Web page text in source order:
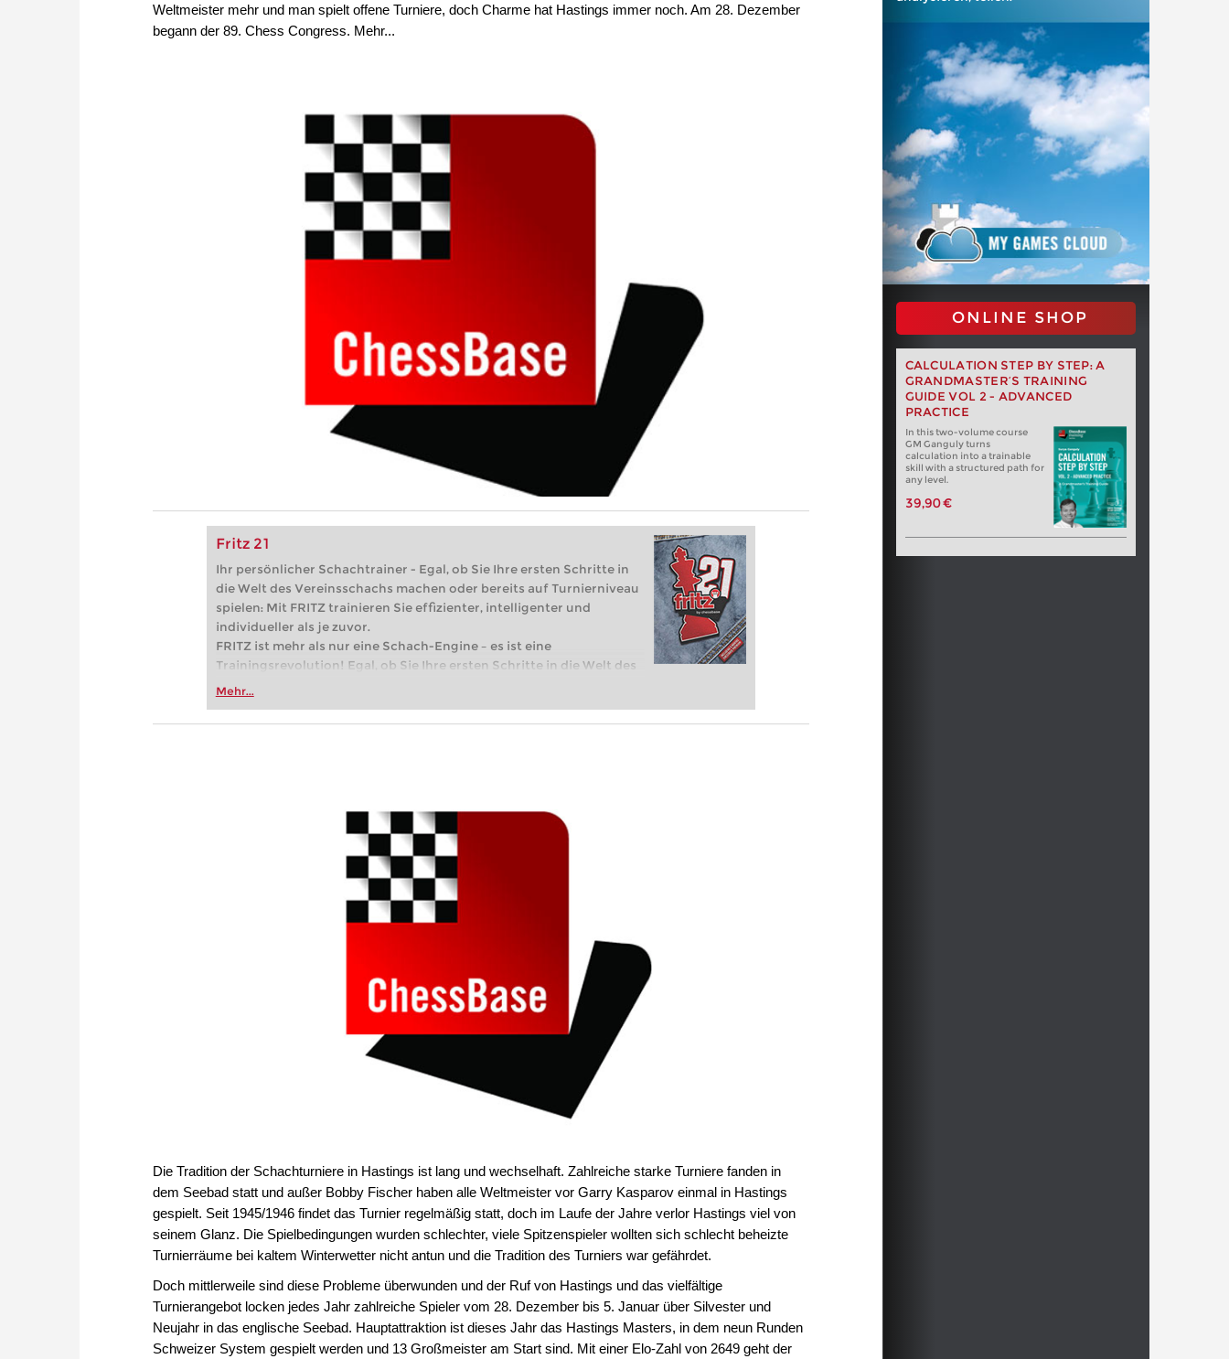
Weltmeister mehr und man spielt offene Turniere, doch Charme hat Hastings immer noch. Am 28. Dezember
begann der 89. Chess Congress. Mehr...
Fritz 21
Ihr persönlicher Schachtrainer - Egal, ob Sie Ihre ersten Schritte in
die Welt des Vereinsschachs machen oder bereits auf Turnierniveau
spielen: Mit FRITZ trainieren Sie effizienter, intelligenter und
individueller als je zuvor.
FRITZ ist mehr als nur eine Schach-Engine – es ist eine
Trainingsrevolution! Egal, ob Sie Ihre ersten Schritte in die Welt des
Vereinsschachs machen oder bereits auf Turnierniveau spielen: Mit
zuvor.
Mehr...
ONLINE SHOP
CALCULATION STEP BY STEP: A
GRANDMASTER’S TRAINING
GUIDE VOL 2 - ADVANCED
PRACTICE
In this two-volume course
GM Ganguly turns
calculation into a trainable
skill with a structured path for
any level.
39,90 €
Die Tradition der Schachturniere in Hastings ist lang und wechselhaft. Zahlreiche starke Turniere fanden in
dem Seebad statt und außer Bobby Fischer haben alle Weltmeister vor Garry Kasparov einmal in Hastings
gespielt. Seit 1945/1946 findet das Turnier regelmäßig statt, doch im Laufe der Jahre verlor Hastings viel von
seinem Glanz. Die Spielbedingungen wurden schlechter, viele Spitzenspieler wollten sich schlecht beheizte
Turnierräume bei kaltem Winterwetter nicht antun und die Tradition des Turniers war gefährdet.
Doch mittlerweile sind diese Probleme überwunden und der Ruf von Hastings und das vielfältige
Turnierangebot locken jedes Jahr zahlreiche Spieler vom 28. Dezember bis 5. Januar über Silvester und
Neujahr in das englische Seebad. Hauptattraktion ist dieses Jahr das Hastings Masters, in dem neun Runden
Schweizer System gespielt werden und 13 Großmeister am Start sind. Mit einer Elo-Zahl von 2649 geht der